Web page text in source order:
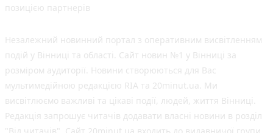
позицією партнерів
Незалежний новинний портал з оперативним висвітленням
подій у Вінниці та області. Сайт новин №1 у Вінниці за
розміром аудиторії. Новини створюються для Вас
мультимедійною редакцією RIA та 20minut.ua. Ми
висвітлюємо важливі та цікаві події, людей, життя Вінниці.
Редакція запрошує читачів додавати власні новини в розділ